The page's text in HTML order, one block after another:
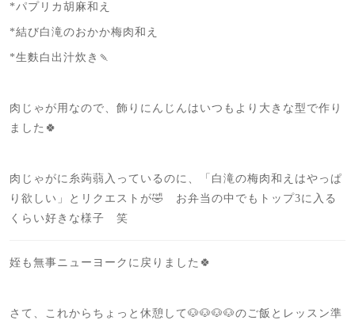
*パプリカ胡麻和え
*結び白滝のおかか梅肉和え
*生麩白出汁炊き🍡
肉じゃが用なので、飾りにんじんはいつもより大きな型で作り
ました🍀
肉じゃがに糸蒟蒻入っているのに、「白滝の梅肉和えはやっぱ
り欲しい」とリクエストが🤣 お弁当の中でもトップ3に入る
くらい好きな様子 笑
姪も無事ニューヨークに戻りました🍀
さて、これからちょっと休憩して🐶🐶🐶🐶のご飯とレッスン準